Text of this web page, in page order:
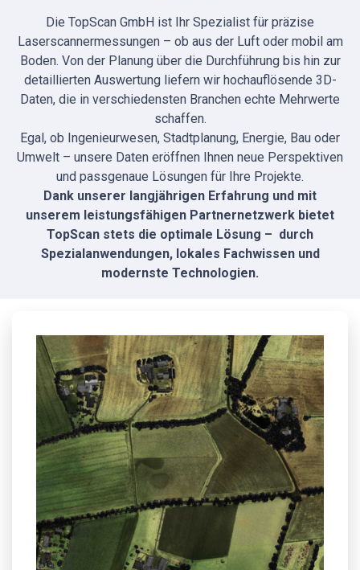
Die TopScan GmbH ist Ihr Spezialist für präzise
Laserscannermessungen – ob aus der Luft oder mobil am
Boden. Von der Planung über die Durchführung bis hin zur
detaillierten Auswertung liefern wir hochauflösende 3D-
Daten, die in verschiedensten Branchen echte Mehrwerte
schaffen.
Egal, ob Ingenieurwesen, Stadtplanung, Energie, Bau oder
Umwelt – unsere Daten eröffnen Ihnen neue Perspektiven
und passgenaue Lösungen für Ihre Projekte.
Dank unserer langjährigen Erfahrung und mit
unserem leistungsfähigen Partnernetzwerk bietet
TopScan stets die optimale Lösung – durch
Spezialanwendungen, lokales Fachwissen und
modernste Technologien.